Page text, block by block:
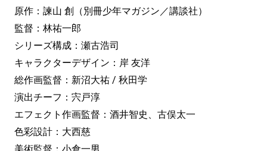
原作：諫山 創（別冊少年マガジン／講談社）
監督：林祐一郎
シリーズ構成：瀬古浩司
キャラクターデザイン：岸 友洋
総作画監督：新沼大祐 / 秋田学
演出チーフ：宍戸淳
エフェクト作画監督：酒井智史、古俣太一
色彩設計：大西慈